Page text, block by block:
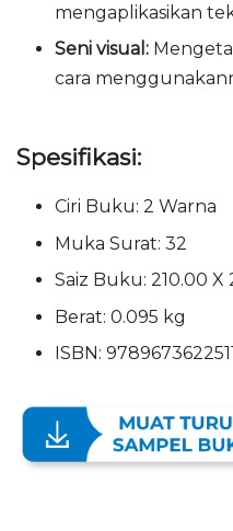
mengaplikasikan
Seni visual :
cara
Spesifikasi:
Ciri Buku: 2 Warna
Muka Surat: 32
Saiz Buku: 210.00 X
Berat: 0.095 kg
ISBN: